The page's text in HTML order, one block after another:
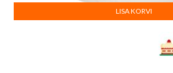
LISA KORVI